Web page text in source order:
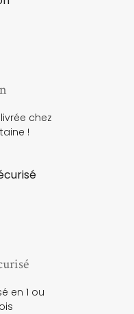
chez
!
en 1 ou